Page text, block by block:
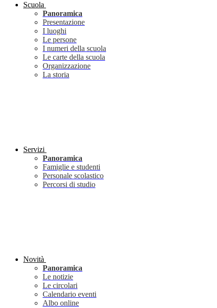
Scuola
Panoramica
Presentazione
I luoghi
Le persone
I numeri della scuola
Le carte della scuola
Organizzazione
La storia
Servizi
Panoramica
Famiglie e studenti
Personale scolastico
Percorsi di studio
Novità
Panoramica
Le notizie
Le circolari
Calendario eventi
Albo online